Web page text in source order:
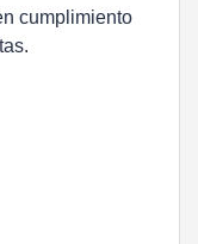
cumplimiento